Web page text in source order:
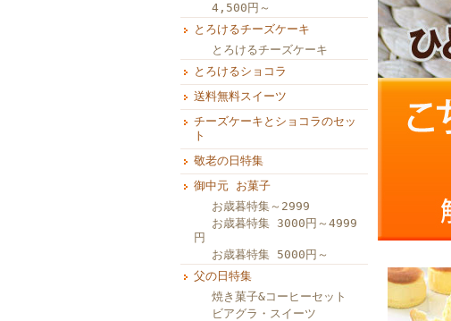
4,500円～
とろけるチーズケーキ
とろけるチーズケーキ
とろけるショコラ
送料無料スイーツ
チーズケーキとショコラのセッ
ト
敬老の日特集
御中元 お菓子
お歳暮特集～2999
お歳暮特集 3000円～4999
円
お歳暮特集 5000円～
父の日特集
焼き菓子&コーヒーセット
ビアグラ・スイーツ